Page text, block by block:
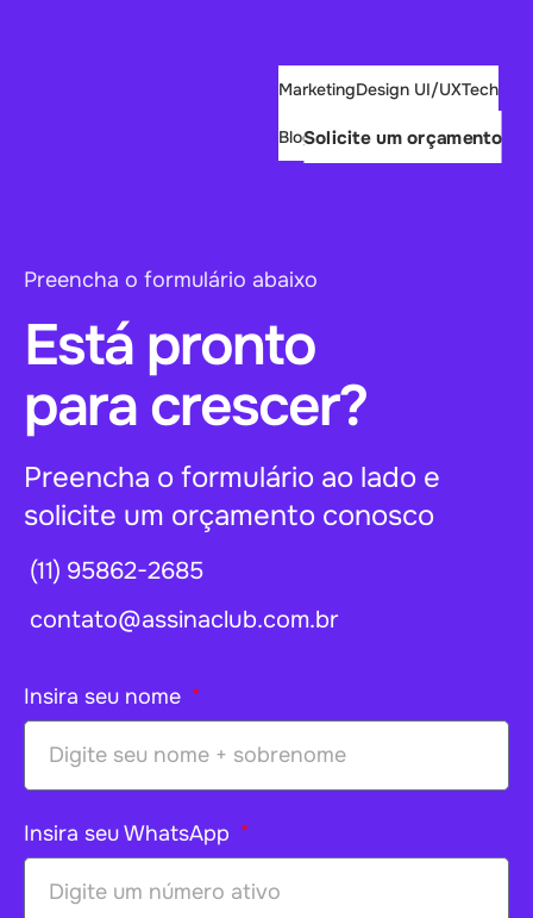
MarketingDesign UI/UXTech
BlogSolicite um orçamento
Preencha o formulário abaixo
Está pronto
para crescer?
Preencha o formulário ao lado e
solicite um orçamento conosco
(11) 95862-2685
contato@assinaclub.com.br
Insira seu nome
Insira seu WhatsApp